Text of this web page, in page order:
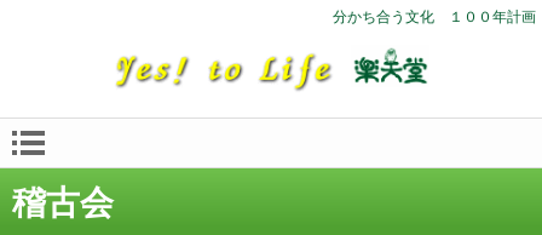
分かち合う文化 １００年計画
稽古会